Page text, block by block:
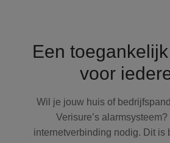
Een
voor
Wil je jouw huis of
Verisure’s
internetverbinding nodig. Dit is